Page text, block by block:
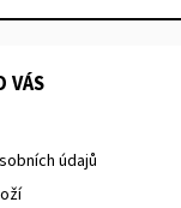
VÁS
údajů